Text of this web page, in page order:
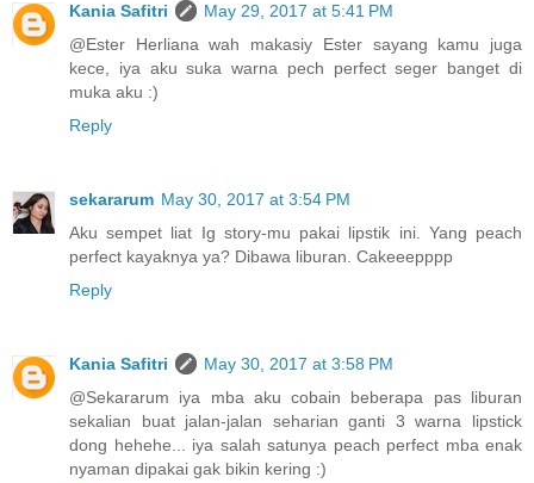
Kania Safitri
May 29, 2017 at 5:41 PM
@Ester Herliana wah makasiy Ester sayang kamu juga
kece, iya aku suka warna pech perfect seger banget di
muka aku :)
Reply
sekararum May 30, 2017 at 3:54 PM
Aku sempet liat Ig story-mu pakai lipstik ini. Yang peach
perfect kayaknya ya? Dibawa liburan. Cakeeepppp
Reply
Kania Safitri
May 30, 2017 at 3:58 PM
@Sekararum iya mba aku cobain beberapa pas liburan
sekalian buat jalan-jalan seharian ganti 3 warna lipstick
dong hehehe... iya salah satunya peach perfect mba enak
nyaman dipakai gak bikin kering :)